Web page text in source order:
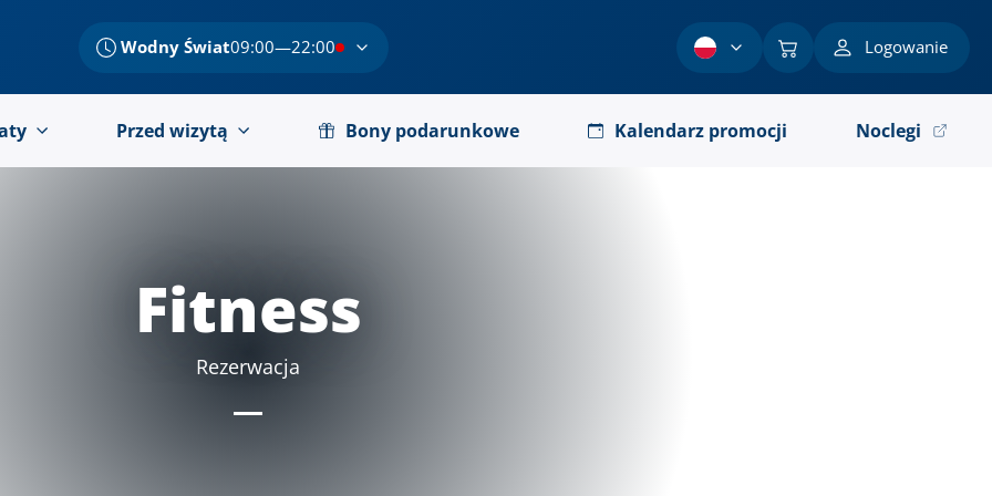
Wodny Świat09:00—22:00 Logowanie
Przed wizytą Bony podarunkowe Kalendarz promocji Noclegi
Fitness
Rezerwacja